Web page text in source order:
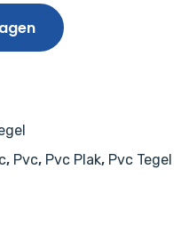
, Pvc, Pvc Plak, Pvc Tegel